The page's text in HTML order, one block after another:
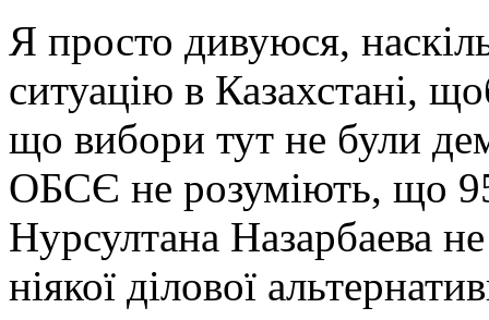
Я просто дивуюся,
ситуацію в Казахстані,
що вибори тут не були
ОБСЄ не розуміють, що
Нурсултана Назарбаева
ніякої ділової